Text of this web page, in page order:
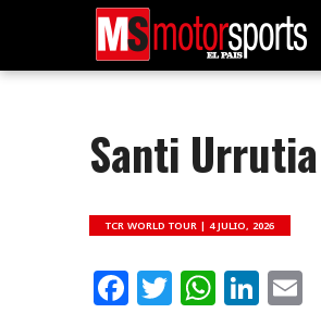
Santi
TCR WORLD TOUR |4 JULIO, 2026
Facebook
Twitter